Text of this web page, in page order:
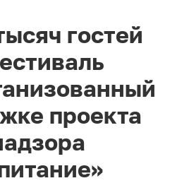
гостей
проекта